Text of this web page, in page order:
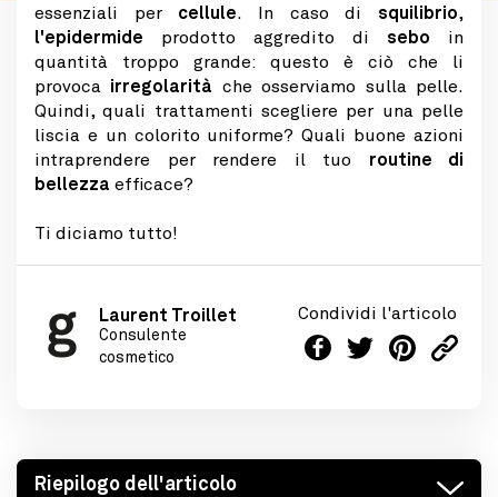
essenziali per cellule. In caso di squilibrio,
l'epidermide prodotto aggredito di sebo in
quantità troppo grande: questo è ciò che li
provoca irregolarità che osserviamo sulla pelle.
Quindi, quali trattamenti scegliere per una pelle
liscia e un colorito uniforme? Quali buone azioni
intraprendere per rendere il tuo routine di
bellezza efficace?
Ti diciamo tutto!
Laurent Troillet
Consulente
cosmetico
Condividi l'articolo
Riepilogo dell'articolo